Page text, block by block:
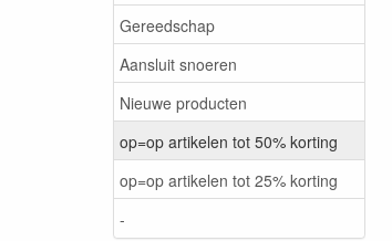
Gereedschap
Aansluit snoeren
Nieuwe producten
op=op artikelen tot 50% korting
op=op artikelen tot 25% korting
-